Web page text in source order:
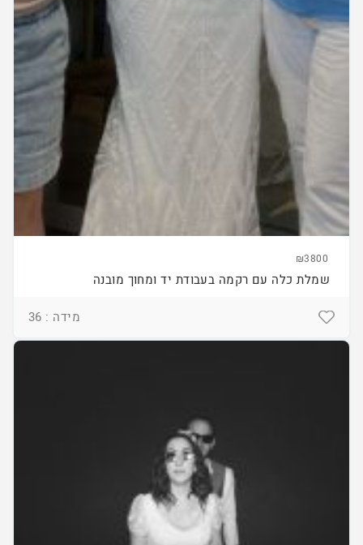
₪3800
שמלת כלה עם רקמה בעבודת יד ומחוך מובנה
מידה : 36